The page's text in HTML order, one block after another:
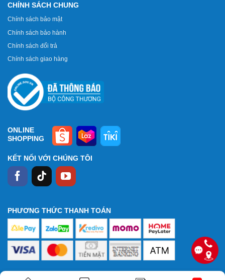
CHÍNH SÁCH CHUNG
Chính sách bảo mật
Chính sách bảo hành
Chính sách đổi trả
Chính sách giao hàng
ONLINE
SHOPPING
KẾT NỐI VỚI CHÚNG TÔI
PHƯƠNG THỨC THANH TOÁN